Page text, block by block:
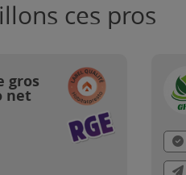
ces pros
gros
net